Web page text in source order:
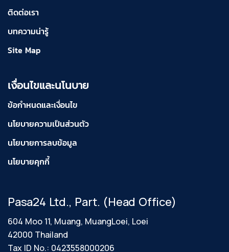
ติดต่อเรา
บทความน่ารู้
Site Map
เงื่อนไขและนโนบาย
ข้อกำหนดและเงื่อนไข
นโยบายความเป็นส่วนตัว
นโยบายการลบข้อมูล
นโยบายคุกกี้
Pasa24 Ltd., Part. (Head Office)
604 Moo 11, Muang, MuangLoei, Loei
42000 Thailand
Tax ID No.: 0423558000206